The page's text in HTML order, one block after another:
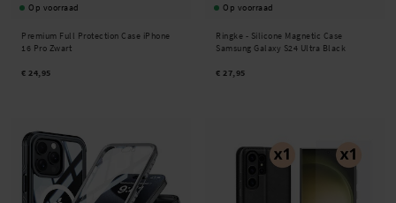
Op voorraad
Premium Full Protection Case iPhone
16 Pro Zwart
€ 24,95
Op voorraad
Ringke - Silicone Magnetic Case
Samsung Galaxy S24 Ultra Black
€ 27,95